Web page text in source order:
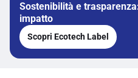
Sostenibilità e
impatto
Scopri Ecotech Label